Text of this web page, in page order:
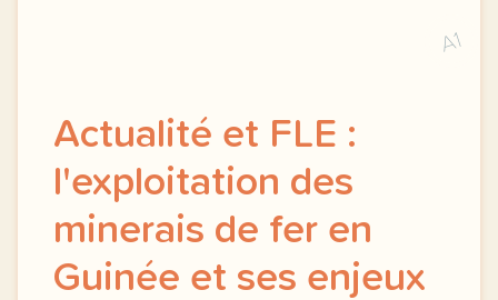
A1
Actualité et FLE :
l'exploitation des
minerais de fer en
Guinée et ses enjeux